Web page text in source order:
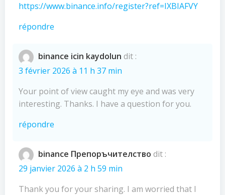
https://www.binance.info/register?ref=IXBIAFVY
répondre
binance icin kaydolun dit :
3 février 2026 à 11 h 37 min
Your point of view caught my eye and was very
interesting. Thanks. I have a question for you.
répondre
binance Препоръчителство dit :
29 janvier 2026 à 2 h 59 min
Thank you for your sharing. I am worried that I